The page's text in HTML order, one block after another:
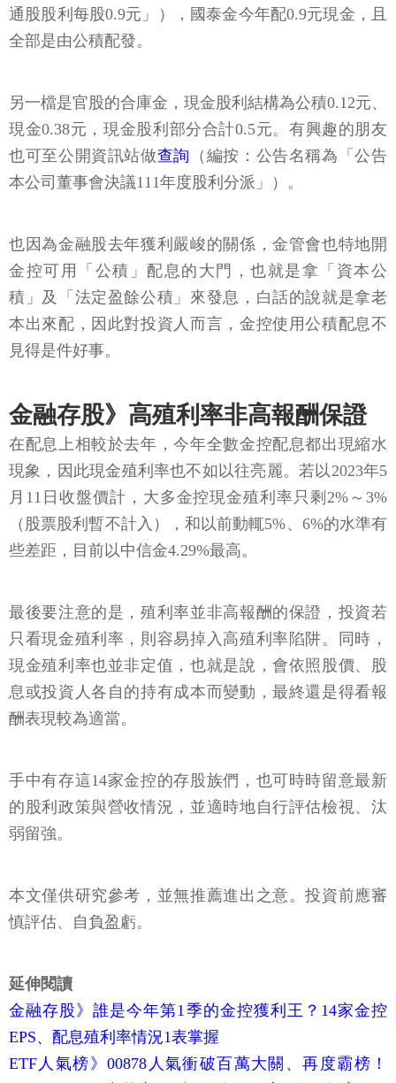
通股股利每股0.9元」），國泰金今年配0.9元現金，且
全部是由公積配發。
另一檔是官股的合庫金，現金股利結構為公積0.12元、
現金0.38元，現金股利部分合計0.5元。有興趣的朋友
也可至公開資訊站做查詢
（編按：公告名稱為「公告
本公司董事會決議111年度股利分派」）。
也因為金融股去年獲利嚴峻的關係，金管會也特地開
金控可用「公積」配息的大門，也就是拿「資本公
積」及「法定盈餘公積」來發息，白話的說就是拿老
本出來配，因此對投資人而言，金控使用公積配息不
見得是件好事。
金融存股》高殖利率非高報酬保證
在配息上相較於去年，今年全數金控配息都出現縮水
現象，因此現金殖利率也不如以往亮麗。若以2023年5
月11日收盤價計，大多金控現金殖利率只剩2%～3%
（股票股利暫不計入），和以前動輒5%、6%的水準有
些差距，目前以中信金4.29%最高。
最後要注意的是，殖利率並非高報酬的保證，投資若
只看現金殖利率，則容易掉入高殖利率陷阱。同時，
現金殖利率也並非定值，也就是說，會依照股價、股
息或投資人各自的持有成本而變動，最終還是得看報
酬表現較為適當。
手中有存這14家金控的存股族們，也可時時留意最新
的股利政策與營收情況，並適時地自行評估檢視、汰
弱留強。
本文僅供研究參考，並無推薦進出之意。投資前應審
慎評估、自負盈虧。
延伸閱讀
金融存股》誰是今年第1季的金控獲利王？14家金控
EPS、配息殖利率情況1表掌握
ETF人氣榜》00878人氣衝破百萬大關、再度霸榜！